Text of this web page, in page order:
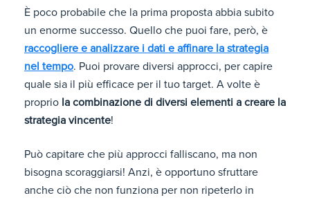
È poco probabile che la prima proposta abbia subito
un enorme successo. Quello che puoi fare, però, è
raccogliere e analizzare i dati e affinare la strategia
nel tempo. Puoi provare diversi approcci, per capire
quale sia il più efficace per il tuo target. A volte è
proprio la combinazione di diversi elementi a creare la
strategia vincente!
Può capitare che più approcci falliscano, ma non
bisogna scoraggiarsi! Anzi, è opportuno sfruttare
anche ciò che non funziona per non ripeterlo in